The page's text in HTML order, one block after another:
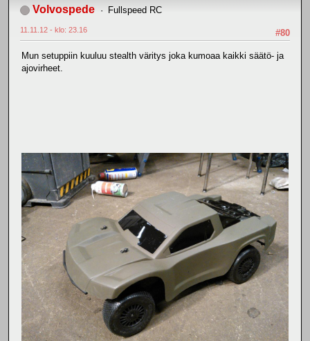
Volvospede Fullspeed RC
#80
11.11.12 - klo: 23.16
Mun setuppiin kuuluu stealth väritys joka kumoaa kaikki säätö- ja
ajovirheet.